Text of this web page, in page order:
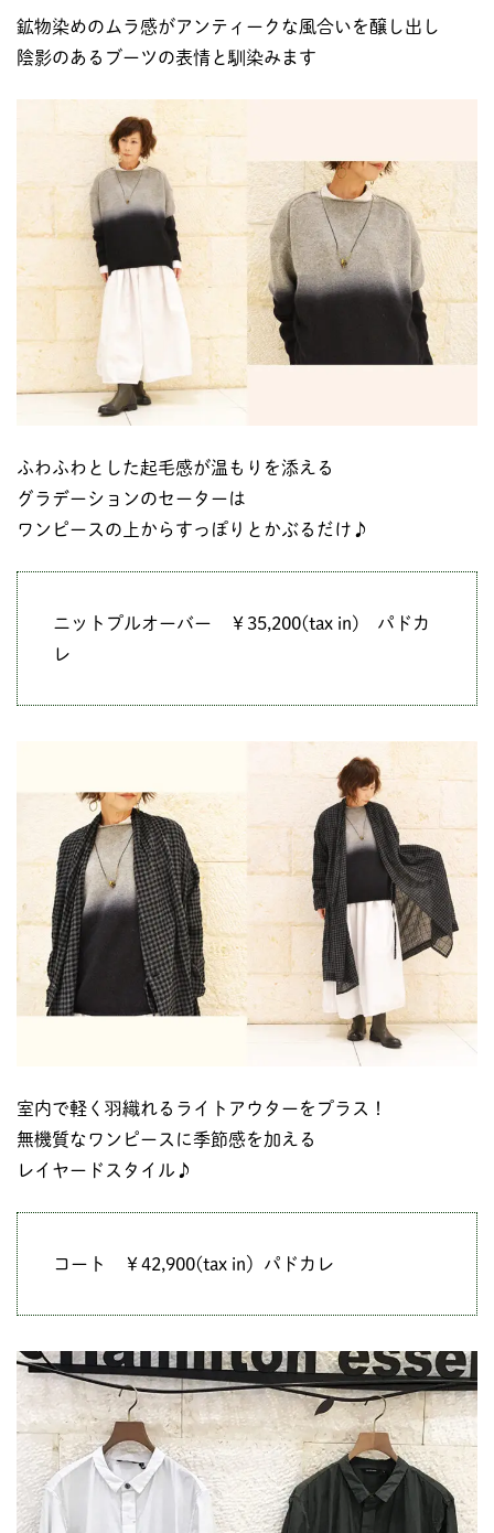
鉱物染めのムラ感がアンティークな風合いを醸し出し
陰影のあるブーツの表情と馴染みます
ふわふわとした起毛感が温もりを添える
グラデーションのセーターは
ワンピースの上からすっぽりとかぶるだけ♪
ニットプルオーバー ￥35,200(tax in) パドカ
レ
室内で軽く羽織れるライトアウターをプラス！
無機質なワンピースに季節感を加える
レイヤードスタイル♪
コート ￥42,900(tax in）パドカレ